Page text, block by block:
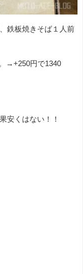
鉄板焼きそば１人前
→+250円で1340
安くはない！！